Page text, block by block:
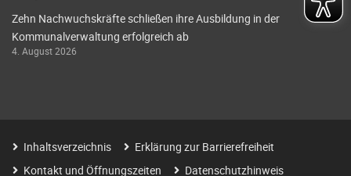
Zehn Nachwuchskräfte schließen ihre Ausbildung in der
Kommunalverwaltung erfolgreich ab
4. August 2026
Inhaltsverzeichnis
Erklärung zur Barrierefreiheit
Kontakt und Öffnungszeiten
Datenschutzhinweis